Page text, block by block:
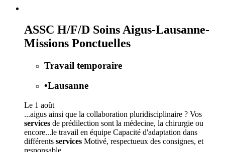
ASSC H/F/D Soins Aigus-Lausanne-
Missions Ponctuelles
Travail temporaire
•Lausanne
Le 1 août
...aigus ainsi que la collaboration pluridisciplinaire ? Vos
services de prédilection sont la médecine, la chirurgie ou
encore...le travail en équipe Capacité d'adaptation dans
différents services Motivé, respectueux des consignes, et
responsable...